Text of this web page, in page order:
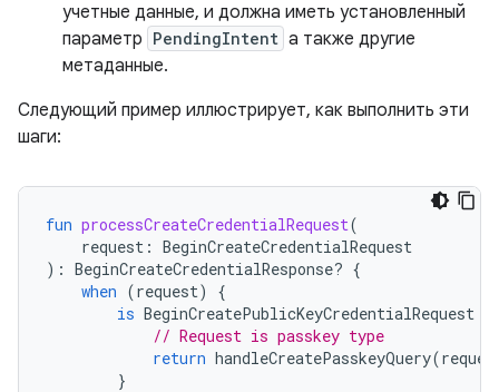
учетные данные, и должна иметь установленный
параметр PendingIntent а также другие
метаданные.
Следующий пример иллюстрирует, как выполнить эти
шаги:
fun processCreateCredentialRequest(
request : BeginCreateCredentialRequest
): BeginCreateCredentialResponse? {
when (request)
{
is BeginCreatePublicKeyCredentialRequest
// Request is passkey type
return handleCreatePasskeyQuery(
}